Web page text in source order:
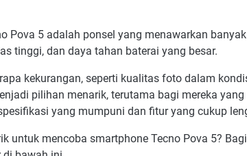
Pova 5 adalah ponsel yang menawarkan
tinggi, dan daya tahan baterai yang besar.
kekurangan, seperti kualitas foto dalam
pilihan menarik, terutama bagi mereka
yang mumpuni dan fitur yang cukup
untuk mencoba smartphone Tecno Pova 5?